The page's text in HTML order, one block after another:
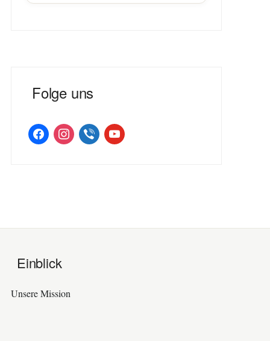
Folge uns
facebookinstagramviber youtube
Einblick
Unsere Mission